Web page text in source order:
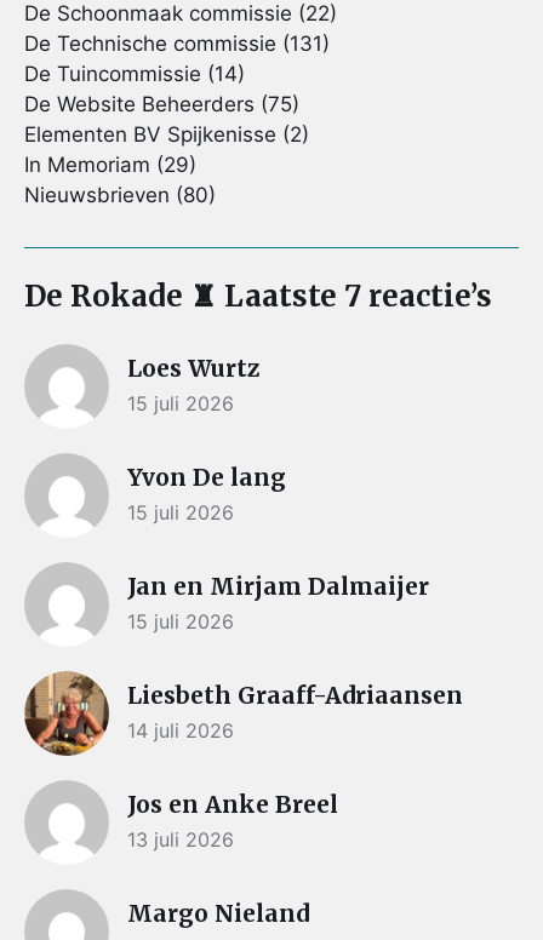
De Schoonmaak commissie (22)
De Technische commissie (131)
De Tuincommissie (14)
De Website Beheerders (75)
Elementen BV Spijkenisse (2)
In Memoriam (29)
Nieuwsbrieven (80)
De Rokade ♜ Laatste 7 reactie’s
Loes Wurtz
15 juli 2026
Yvon De lang
15 juli 2026
Jan en Mirjam Dalmaijer
15 juli 2026
Liesbeth Graaff-Adriaansen
14 juli 2026
Jos en Anke Breel
13 juli 2026
Margo Nieland